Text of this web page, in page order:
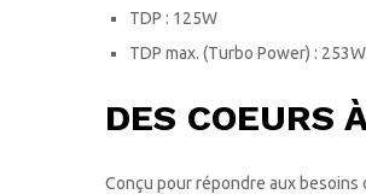
TDP : 125W
TDP max. (Turbo Power) : 253W
DES COEURS
Conçu pour répondre aux besoins